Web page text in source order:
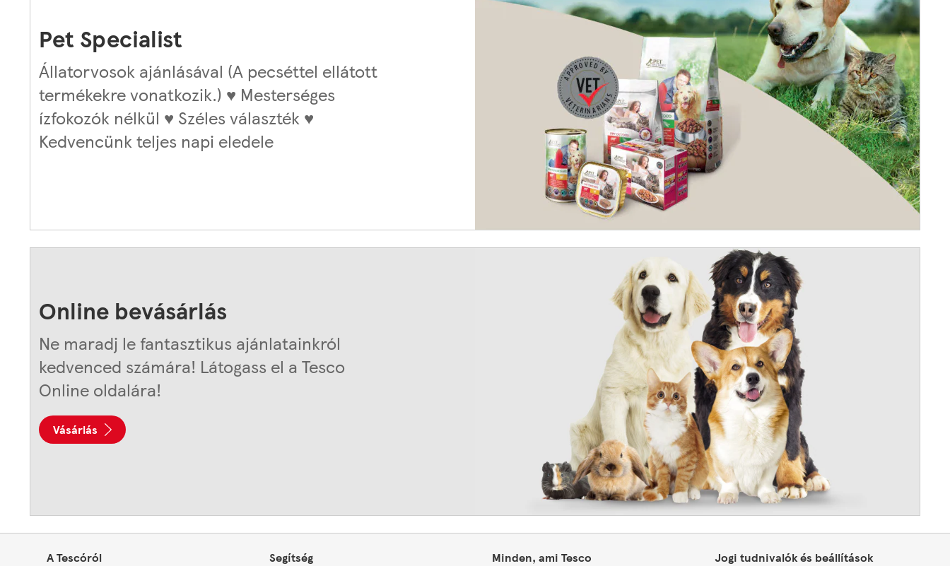
Pet Specialist
Állatorvosok ajánlásával (A pecséttel ellátott
termékekre vonatkozik.) ♥ Mesterséges
ízfokozók nélkül ♥ Széles választék ♥
Kedvencünk teljes napi eledele
Online bevásárlás
Ne maradj le fantasztikus ajánlatainkról
kedvenced számára! Látogass el a Tesco
Online oldalára!
Vásárlás
A Tescóról
Segítség
Minden, ami Tesco
Jogi tudnivalók és beállítások